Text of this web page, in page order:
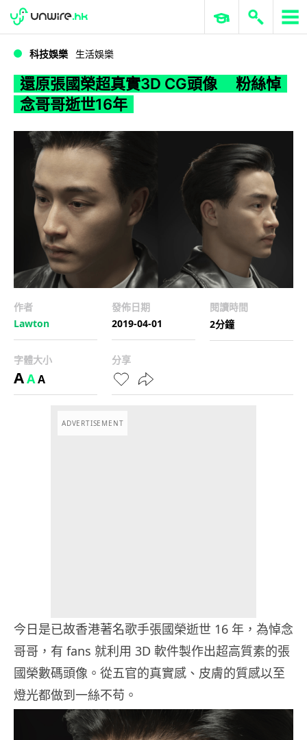
WWDC 2026 ERP 與商業 AI
科技娛樂 生活娛樂
還原張國榮超真實3D CG頭像 粉絲悼
念哥哥逝世16年
作者
Lawton
發佈日期
2019-04-01
閱讀時間
2分鐘
字體大小
AAA
分享
ADVERTISEMENT
今日是已故香港著名歌手張國榮逝世 16 年，為悼念
哥哥，有 fans 就利用 3D 軟件製作出超高質素的張
國榮數碼頭像。從五官的真實感、皮膚的質感以至
燈光都做到一絲不苟。